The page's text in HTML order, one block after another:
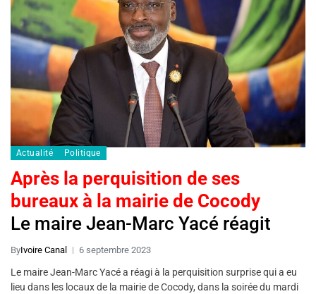
Actualité Politique
Après la perquisition de ses
bureaux à la mairie de Cocody
Le maire Jean-Marc Yacé réagit
ByIvoire Canal 6 septembre 2023
Le maire Jean-Marc Yacé a réagi à la perquisition surprise qui a eu
lieu dans les locaux de la mairie de Cocody, dans la soirée du mardi